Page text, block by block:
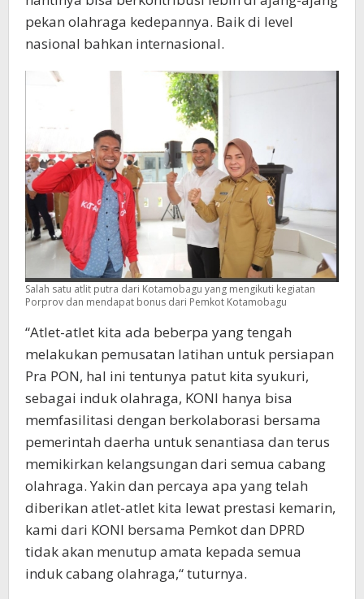
pekan olahraga kedepannya. Baik di level
nasional bahkan internasional.
Salah satu atlit putra dari Kotamobagu yang mengikuti kegiatan
Porprov dan mendapat bonus dari Pemkot Kotamobagu
“Atlet-atlet kita ada beberpa yang tengah
melakukan pemusatan latihan untuk persiapan
Pra PON, hal ini tentunya patut kita syukuri,
sebagai induk olahraga, KONI hanya bisa
memfasilitasi dengan berkolaborasi bersama
pemerintah daerha untuk senantiasa dan terus
memikirkan kelangsungan dari semua cabang
olahraga. Yakin dan percaya apa yang telah
diberikan atlet-atlet kita lewat prestasi kemarin,
kami dari KONI bersama Pemkot dan DPRD
tidak akan menutup amata kepada semua
induk cabang olahraga,“ tuturnya.